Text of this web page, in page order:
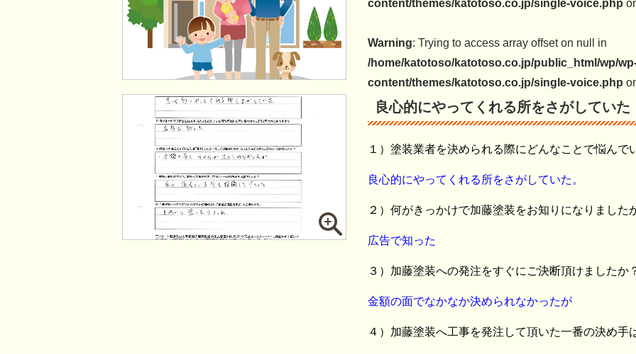
content/themes/katotoso.co.jp/single-voice.php
Warning: Trying to access array offset on null in
/home/katotoso/katotoso.co.jp/public_html/wp/
content/themes/katotoso.co.jp/single-voice.php
良心的にやってくれる所をさがしていた
１）塗装業者を決められる際にどんなことで悩んで
良心的にやってくれる所をさがしていた。
２）何がきっかけで加藤塗装をお知りになりました
広告で知った
３）加藤塗装への発注をすぐにご決断頂けましたか
金額の面でなかなか決められなかったが
４）加藤塗装へ工事を発注して頂いた一番の決め手